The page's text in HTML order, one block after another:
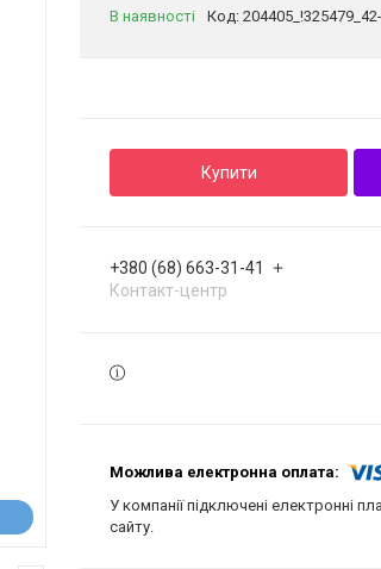
В наявності
Код:
Купити
+380 (68) 663-31-41
Контакт-центр
У компанії підключені електронні
сайту.